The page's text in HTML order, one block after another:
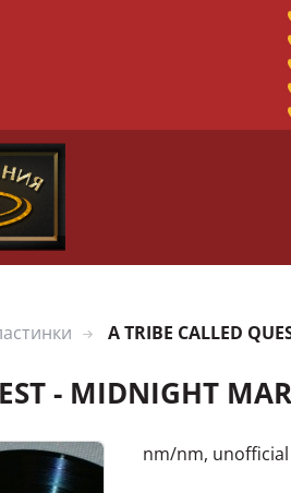
A TRIBE CALLED
- MIDNIGHT
nm/nm, unofficial